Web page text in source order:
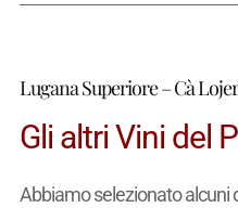
Lugana Superiore – Cà
Gli altri Vini del
Abbiamo selezionato alcuni